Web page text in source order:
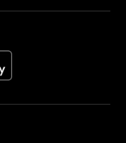
(opens in a new tab)